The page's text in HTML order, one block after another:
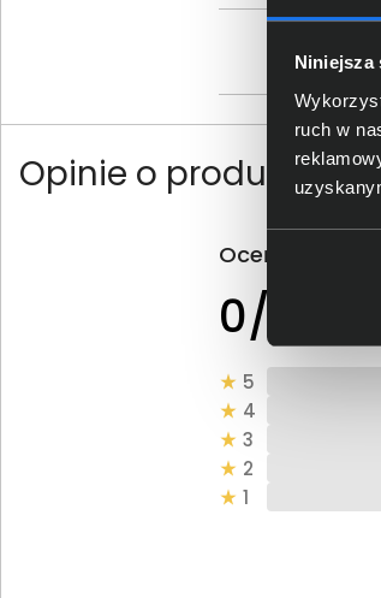
Niniejsza
ruch w
Opinie o produkcie
Oceń produkt
0/5
5
4
3
2
1